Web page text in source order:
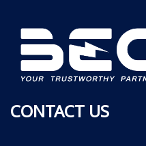
CONTACT US